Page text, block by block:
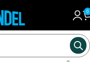
0
Tank en delen Pagina 3